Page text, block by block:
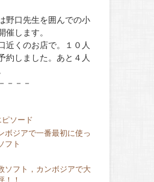
野口先生を囲んでの小
催します。
近くのお店で。１０人
約しました。あと４人
－－－
ソード
ボジアで一番最初に使っ
フト
ソフト，カンボジアで大